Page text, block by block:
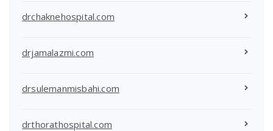
drchaknehospital.com
drjamalazmi.com
drsulemanmisbahi.com
drthorathospital.com